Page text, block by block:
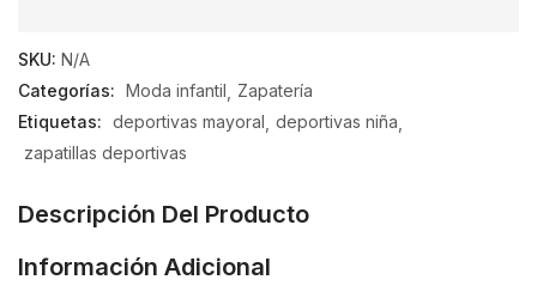
SKU: N/A
Categorías: Moda infantil
Zapatería
Etiquetas: deportivas mayoral deportivas niña
zapatillas deportivas
Descripción Del Producto
Información Adicional